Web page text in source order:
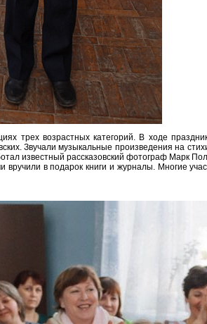
трех возрастных категорий. В ходе
Звучали музыкальные произведения на
известный рассказовский фотограф Марк
вручили в подарок книги и журналы. Многие